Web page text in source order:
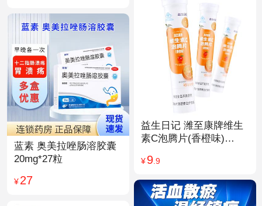
益生日记 潍至康牌维生
素C泡腾片(香橙味)
¥9.9
蓝素 奥美拉唑肠溶胶囊
20mg*27粒
¥27